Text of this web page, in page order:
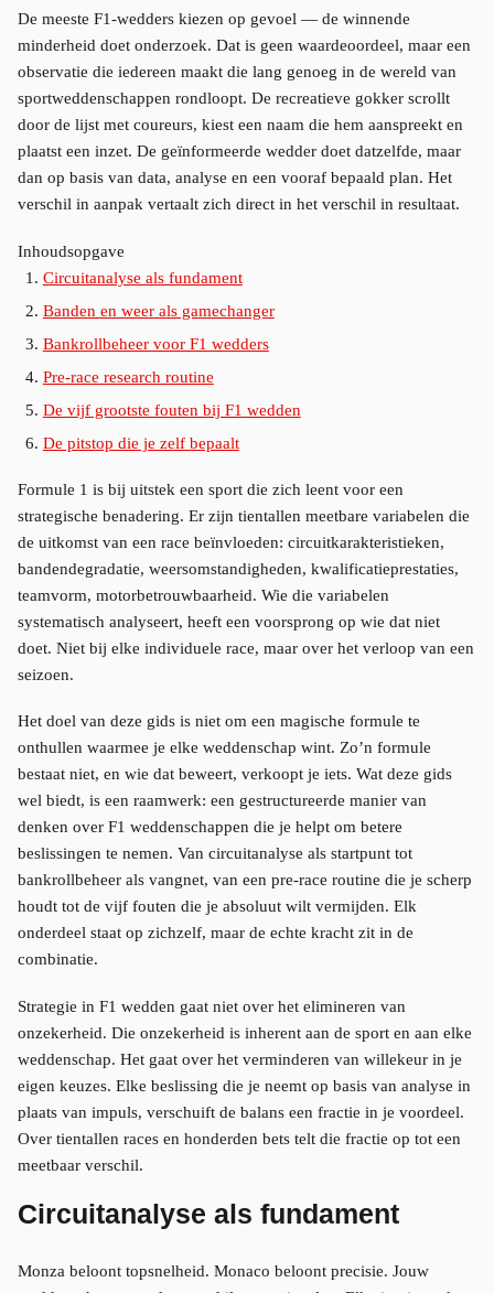
De meeste F1-wedders kiezen op gevoel — de winnende
minderheid doet onderzoek. Dat is geen waardeoordeel, maar een
observatie die iedereen maakt die lang genoeg in de wereld van
sportweddenschappen rondloopt. De recreatieve gokker scrollt
door de lijst met coureurs, kiest een naam die hem aanspreekt en
plaatst een inzet. De geïnformeerde wedder doet datzelfde, maar
dan op basis van data, analyse en een vooraf bepaald plan. Het
verschil in aanpak vertaalt zich direct in het verschil in resultaat.
Inhoudsopgave
Circuitanalyse als fundament
Banden en weer als gamechanger
Bankrollbeheer voor F1 wedders
Pre-race research routine
De vijf grootste fouten bij F1 wedden
De pitstop die je zelf bepaalt
Formule 1 is bij uitstek een sport die zich leent voor een
strategische benadering. Er zijn tientallen meetbare variabelen die
de uitkomst van een race beïnvloeden: circuitkarakteristieken,
bandendegradatie, weersomstandigheden, kwalificatieprestaties,
teamvorm, motorbetrouwbaarheid. Wie die variabelen
systematisch analyseert, heeft een voorsprong op wie dat niet
doet. Niet bij elke individuele race, maar over het verloop van een
seizoen.
Het doel van deze gids is niet om een magische formule te
onthullen waarmee je elke weddenschap wint. Zo’n formule
bestaat niet, en wie dat beweert, verkoopt je iets. Wat deze gids
wel biedt, is een raamwerk: een gestructureerde manier van
denken over F1 weddenschappen die je helpt om betere
beslissingen te nemen. Van circuitanalyse als startpunt tot
bankrollbeheer als vangnet, van een pre-race routine die je scherp
houdt tot de vijf fouten die je absoluut wilt vermijden. Elk
onderdeel staat op zichzelf, maar de echte kracht zit in de
combinatie.
Strategie in F1 wedden gaat niet over het elimineren van
onzekerheid. Die onzekerheid is inherent aan de sport en aan elke
weddenschap. Het gaat over het verminderen van willekeur in je
eigen keuzes. Elke beslissing die je neemt op basis van analyse in
plaats van impuls, verschuift de balans een fractie in je voordeel.
Over tientallen races en honderden bets telt die fractie op tot een
meetbaar verschil.
Circuitanalyse als fundament
Monza beloont topsnelheid. Monaco beloont precisie. Jouw